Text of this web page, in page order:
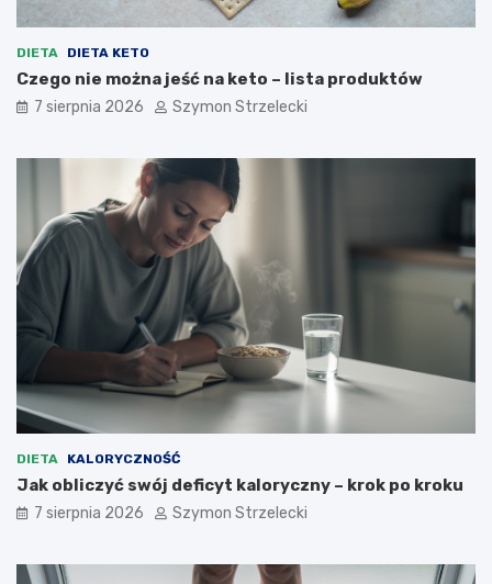
DIETA DIETA KETO
Czego nie można jeść na keto – lista produktów
7 sierpnia 2026 Szymon Strzelecki
DIETA KALORYCZNOŚĆ
Jak obliczyć swój deficyt kaloryczny – krok po kroku
7 sierpnia 2026 Szymon Strzelecki